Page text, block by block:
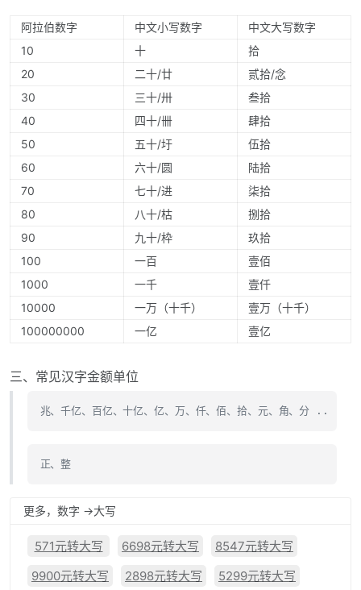
阿拉伯数字 中文小写数字
中文大写数字
10
十
拾
20
二十/廿
贰拾/念
30
三十/卅
叁拾
40
四十/卌
肆拾
50
五十/圩
伍拾
60
六十/圆
陆拾
70
七十/进
柒拾
80
八十/枯
捌拾
90
九十/枠
玖拾
100
一百
壹佰
1000
一千
壹仟
10000
一万（十千）
壹万（十千）
100000000
一亿 壹亿
三、常见汉字金额单位
兆、千亿、百亿、十亿、亿、万、仟、佰、拾、元、角、分 ..
正、整
更多，数字 ->大写
571元转大写 6698元转大写
8547元转大写
9900元转大写
2898元转大写
5299元转大写